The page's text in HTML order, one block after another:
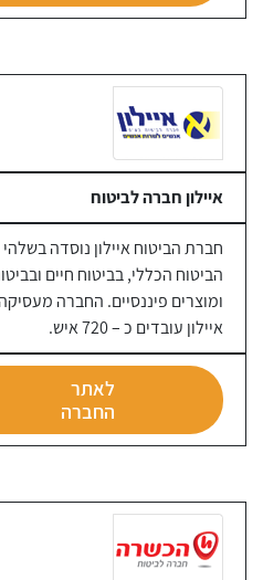
איילון חברה לביטוח
הביטוח הכללי, בביטוח חיים
איילון עובדים כ – 720 איש.
לאתר
החברה